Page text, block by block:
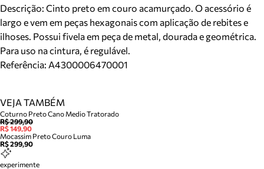
Descrição: Cinto preto em couro acamurçado. O acessório é
largo e vem em peças hexagonais com aplicação de rebites e
ilhoses. Possui fivela em peça de metal, dourada e geométrica.
Para uso na cintura, é regulável.
Referência: A4300006470001
VEJA TAMBÉM
Coturno Preto Cano Medio Tratorado
R$ 299,90
R$ 149,90
Mocassim Preto Couro Luma
R$ 299,90
experimente